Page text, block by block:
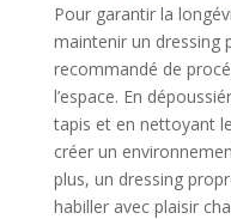
Pour garantir la
maintenir un dressing
recommandé de
l’espace. En
tapis et en nettoyant
créer un
plus, un dressing
habiller avec plaisir